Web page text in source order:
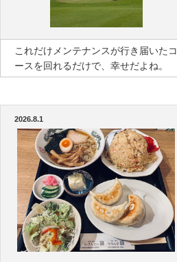
これだけメンテナンスが行き届いたコ
ースを回れるだけで、幸せだよね。
2026.8.1